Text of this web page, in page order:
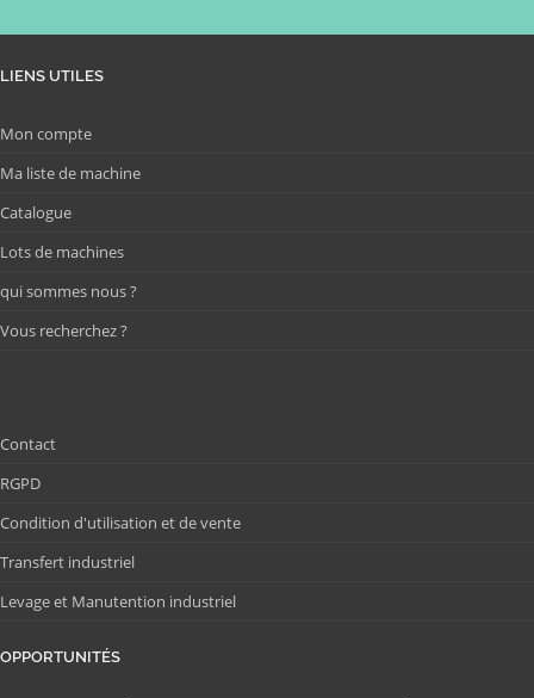
LIENS UTILES
Mon compte
Ma liste de machine
Catalogue
Lots de machines
qui sommes nous ?
Vous recherchez ?
Contact
RGPD
Condition d'utilisation et de vente
Transfert industriel
Levage et Manutention industriel
OPPORTUNITÉS